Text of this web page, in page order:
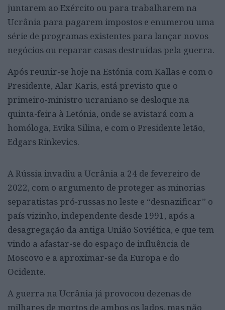
juntarem ao Exército ou para trabalharem na
Ucrânia para pagarem impostos e enumerou uma
série de programas existentes para lançar novos
negócios ou reparar casas destruídas pela guerra.
Após reunir-se hoje na Estónia com Kallas e com o
Presidente, Alar Karis, está previsto que o
primeiro-ministro ucraniano se desloque na
quinta-feira à Letónia, onde se avistará com a
homóloga, Evika Silina, e com o Presidente letão,
Edgars Rinkevics.
A Rússia invadiu a Ucrânia a 24 de fevereiro de
2022, com o argumento de proteger as minorias
separatistas pró-russas no leste e “desnazificar” o
país vizinho, independente desde 1991, após a
desagregação da antiga União Soviética, e que tem
vindo a afastar-se do espaço de influência de
Moscovo e a aproximar-se da Europa e do
Ocidente.
A guerra na Ucrânia já provocou dezenas de
milhares de mortos de ambos os lados, mas não